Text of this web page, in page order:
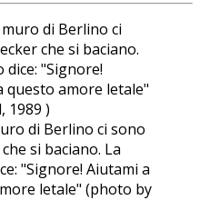
di Berlino ci sono
si baciano. La
"Signore! Aiutami a
letale" (photo by